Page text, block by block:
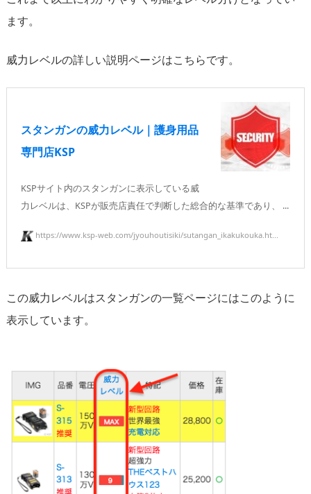
ます。
威力レベルの詳しい説明ページはこちらです。
スタンガンの威力レベル｜護身用品
専門店KSP
KSPサイト内のスタンガンに表示している威
力レベルは、KSPが販売店責任で判断した総合的な基準であり、 ...
https://www.ksp-web.com/jyouhoutisiki/sutangan_ikakukouka.ht...
この威力レベルはスタンガンの一覧ページにはこのように
表示しています。